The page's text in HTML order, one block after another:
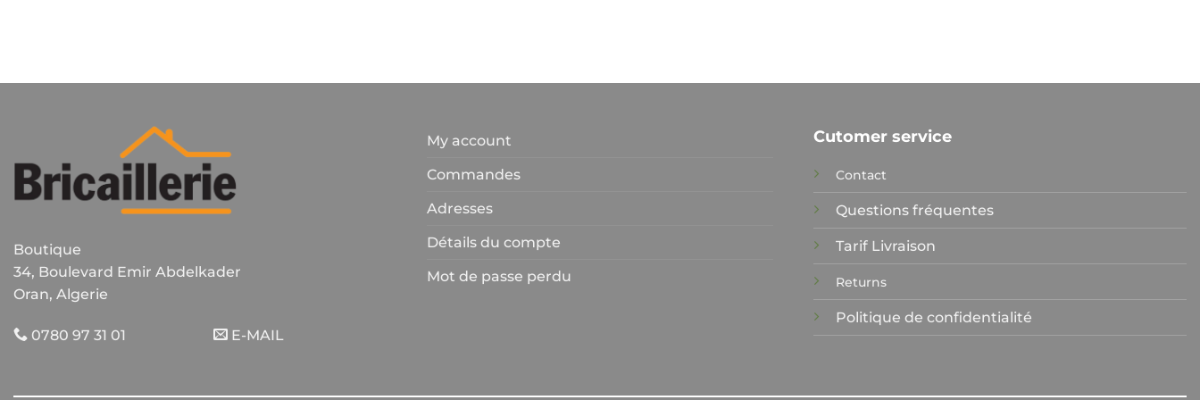
variations.
la
du
Boutique
34, Boulevard Emir Abdelkader
Oran, Algerie
0780 97 31 01 E-MAIL
My account
Commandes
Adresses
Détails du compte
Mot de passe perdu
Cutomer service
Contact
Questions fréquentes
Tarif Livraison
Returns
Politique de confidentialité